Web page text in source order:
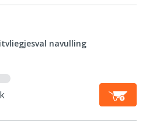
navulling